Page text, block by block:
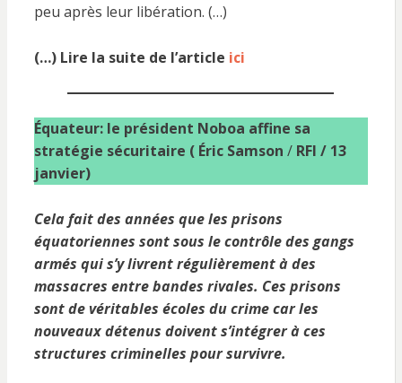
peu après leur libération. (…)
(…) Lire la suite de l’article ici
Équateur: le président Noboa affine sa
stratégie sécuritaire ( Éric Samson / RFI / 13
janvier)
Cela fait des années que les prisons
équatoriennes sont sous le contrôle des gangs
armés qui s’y livrent régulièrement à des
massacres entre bandes rivales. Ces prisons
sont de véritables écoles du crime car les
nouveaux détenus doivent s’intégrer à ces
structures criminelles pour survivre.